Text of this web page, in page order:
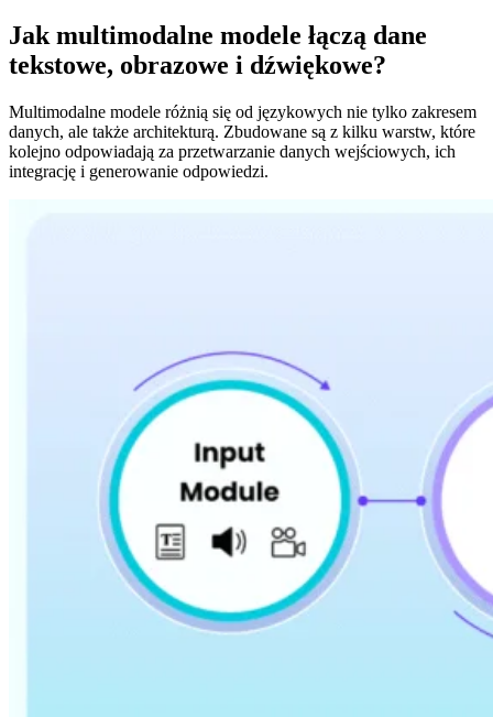
Jak multimodalne modele łączą dane
tekstowe, obrazowe i dźwiękowe?
Multimodalne modele różnią się od językowych nie tylko zakresem
danych, ale także architekturą. Zbudowane są z kilku warstw, które
kolejno odpowiadają za przetwarzanie danych wejściowych, ich
integrację i generowanie odpowiedzi.